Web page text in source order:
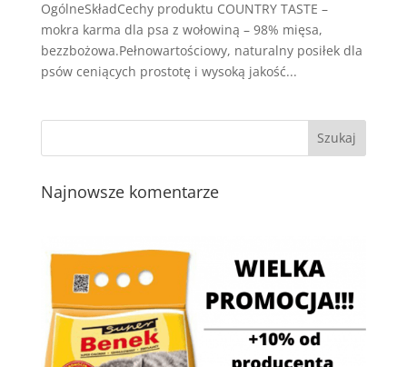
OgólneSkładCechy produktu COUNTRY TASTE –
mokra karma dla psa z wołowiną – 98% mięsa,
bezzbożowa.Pełnowartościowy, naturalny posiłek dla
psów ceniących prostotę i wysoką jakość...
Najnowsze komentarze